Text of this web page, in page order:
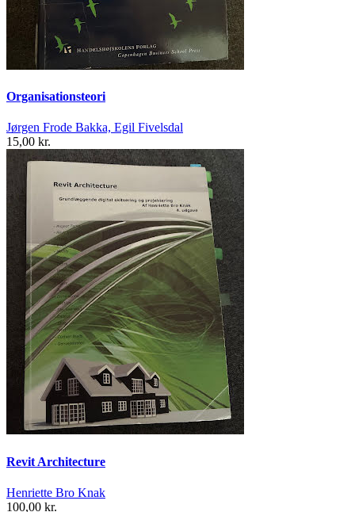
Organisationsteori
Jørgen Frode Bakka, Egil Fivelsdal
15,00 kr.
Revit Architecture
Henriette Bro Knak
100,00 kr.